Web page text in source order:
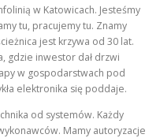
w Katowicach. Jesteśmy
tu, pracujemy tu. Znamy
jest krzywa od 30 lat.
gdzie inwestor dał drzwi
w gospodarstwach pod
elektronika się poddaje.
od systemów. Każdy
Mamy autoryzacje